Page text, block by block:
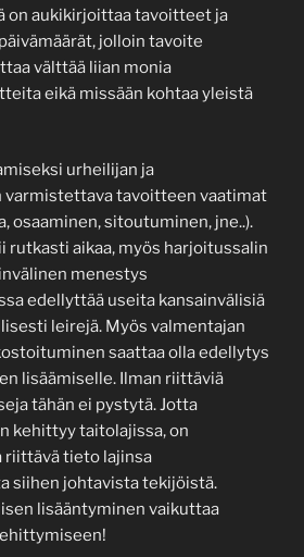
on aukikirjoittaa tavoitteet ja
jolloin tavoite
välttää liian monia
eikä missään kohtaa yleistä
urheilijan ja
varmistettava tavoitteen vaatimat
osaaminen, sitoutuminen, jne..).
rutkasti aikaa, myös harjoitussalin
menestys
edellyttää useita kansainvälisiä
leirejä. Myös valmentajan
saattaa olla edellytys
lisäämiselle. Ilman riittäviä
tähän ei pystytä. Jotta
kehittyy taitolajissa, on
riittävä tieto lajinsa
siihen johtavista tekijöistä.
lisääntyminen vaikuttaa